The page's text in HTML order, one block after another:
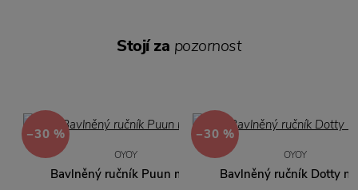
Stojí za pozornost
−30 %
OYOY
Bavlněný ručník Puun malý
−30 %
OYOY
Bavlněný ručník Dotty